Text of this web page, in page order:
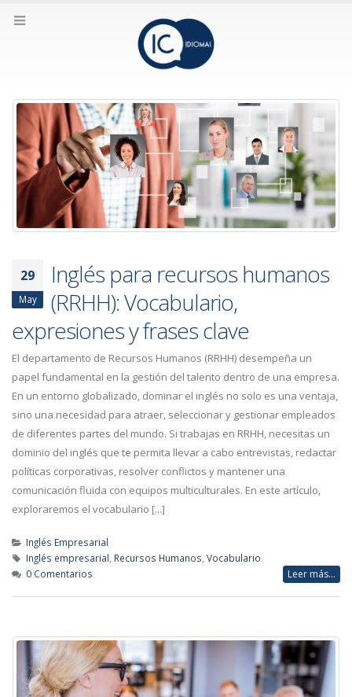
29
May
Inglés para recursos humanos
(RRHH): Vocabulario,
expresiones y frases clave
El departamento de Recursos Humanos (RRHH) desempeña un
papel fundamental en la gestión del talento dentro de una empresa.
En un entorno globalizado, dominar el inglés no solo es una ventaja,
sino una necesidad para atraer, seleccionar y gestionar empleados
de diferentes partes del mundo. Si trabajas en RRHH, necesitas un
dominio del inglés que te permita llevar a cabo entrevistas, redactar
políticas corporativas, resolver conflictos y mantener una
comunicación fluida con equipos multiculturales. En este artículo,
exploraremos el vocabulario [...]
Inglés Empresarial
Inglés empresarial Recursos Humanos Vocabulario
0 Comentarios
Leer más...